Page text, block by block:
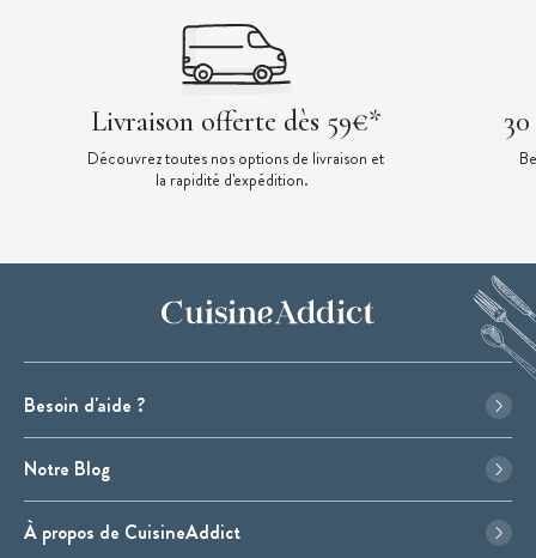
Livraison offerte dès 59€*
Découvrez toutes nos options de livraison et
la rapidité d'expédition.
Besoin d'aide ?
Notre Blog
À propos de CuisineAddict